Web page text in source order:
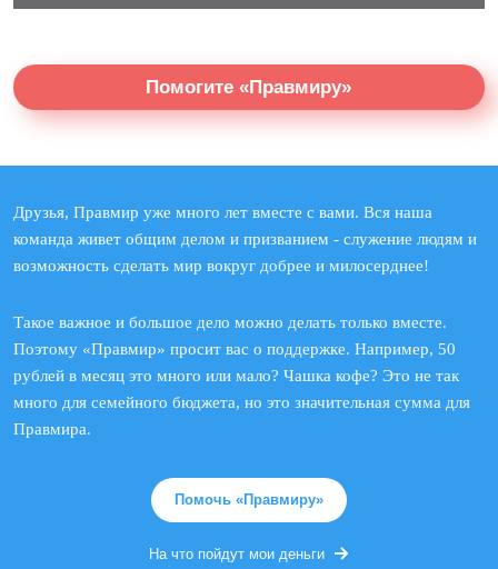
Помогите «Правмиру»
Друзья, Правмир уже много лет вместе с вами. Вся наша
команда живет общим делом и призванием - служение людям и
возможность сделать мир вокруг добрее и милосерднее!
Такое важное и большое дело можно делать только вместе.
Поэтому «Правмир» просит вас о поддержке. Например, 50
рублей в месяц это много или мало? Чашка кофе? Это не так
много для семейного бюджета, но это значительная сумма для
Правмира.
Помочь «Правмиру»
На что пойдут мои деньги